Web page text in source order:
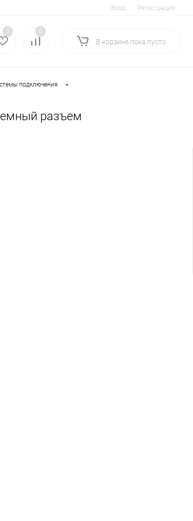
Вход Регистрация
0 0
В корзине пока пусто
подключения •
разъем